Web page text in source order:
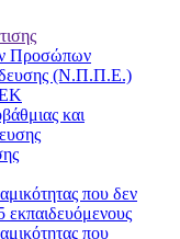
Προσώπων
(Ν.Π.Π.Ε.)
και
που δεν
εκπαιδευόμενους
που